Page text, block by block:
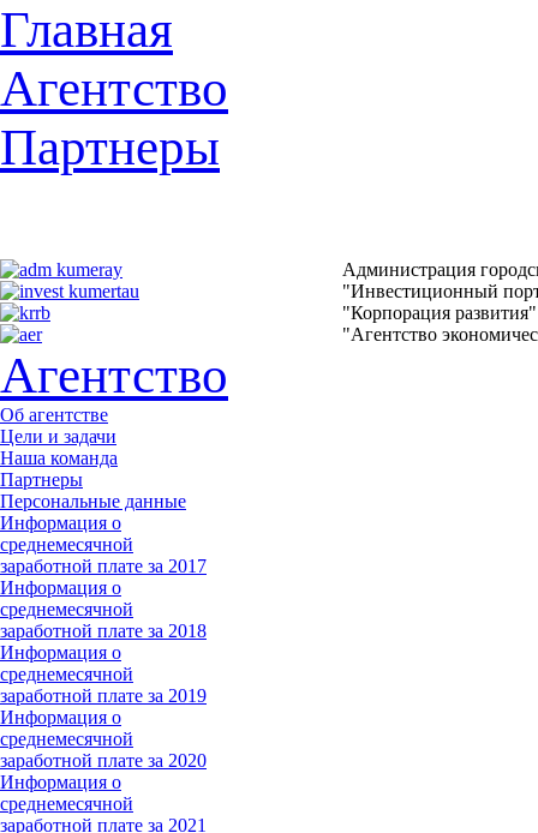
Главная
Агентство
Партнеры
Администрация
"Инвестиционный
"Корпорация
"Агентство
Агентство
Об агентстве
Цели и задачи
Наша команда
Партнеры
Персональные данные
Информация о
среднемесячной
заработной плате за 2017
Информация о
среднемесячной
заработной плате за 2018
Информация о
среднемесячной
заработной плате за 2019
Информация о
среднемесячной
заработной плате за 2020
Информация о
среднемесячной
заработной плате за 2021